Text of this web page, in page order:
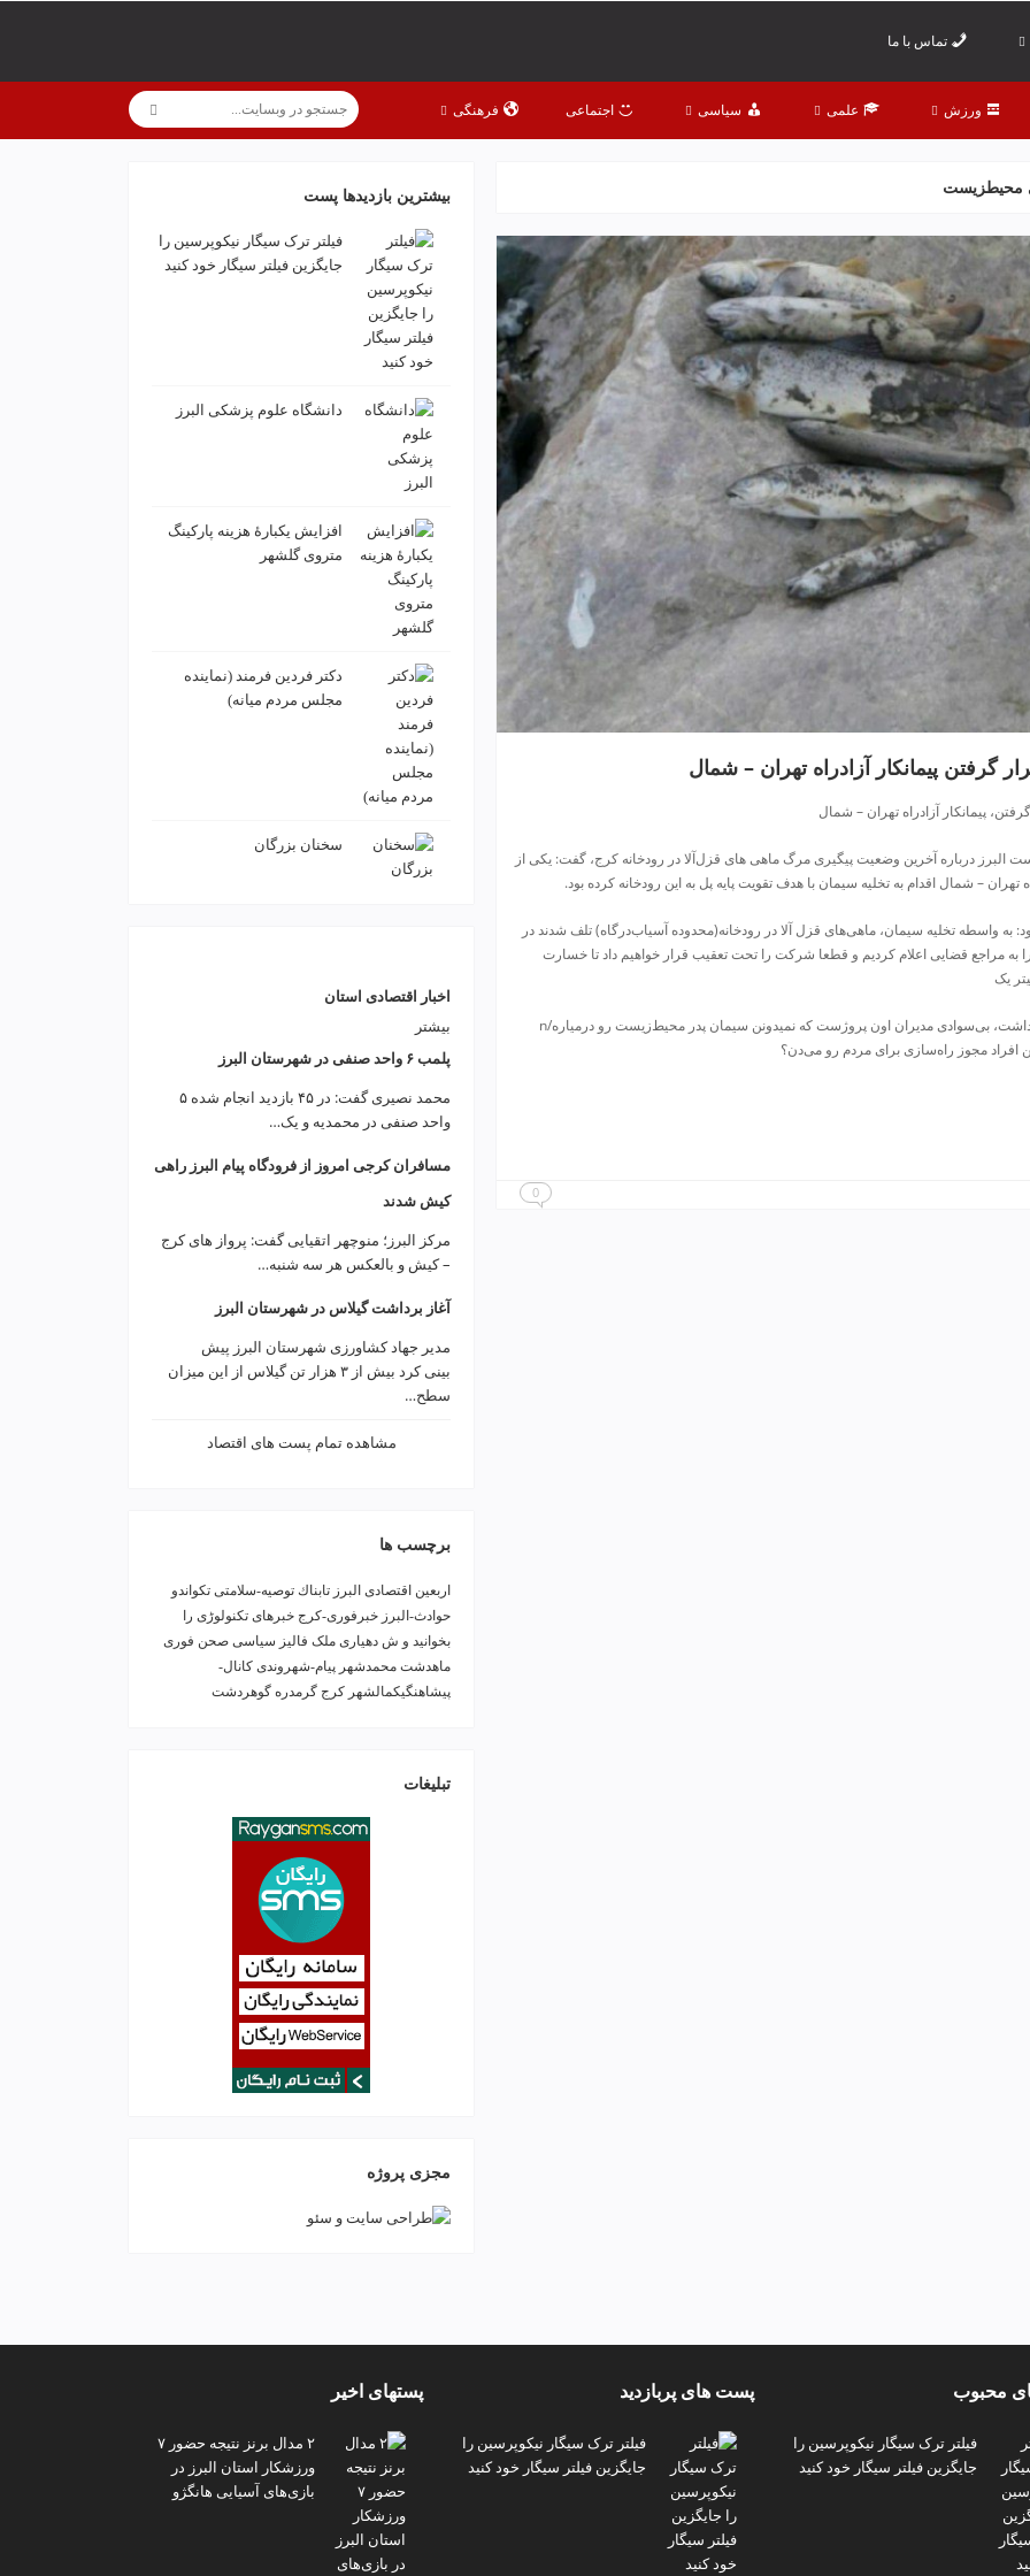
تماس با ما
ورزش علمی سیاسی اجتماعی فرهنگی
محیطزیست
گرفتن پیمانکار آزادراه تهران – شمال
پیمانکار آزادراه تهران – شمال
البرز درباره آخرین وضعیت پیگیری مرگ ماهی های قزل‌آلا در رودخانه کرج، گفت: یکی از
– شمال اقدام به تخلیه سیمان با هدف تقویت پایه پل به این رودخانه کرده بود.
به واسطه تخلیه سیمان، ماهی‌های قزل آلا در رودخانه(محدوده آسیاب‌درگاه) تلف شدند در
به مراجع قضایی اعلام کردیم و قطعا شرکت را تحت تعقیب قرار خواهیم داد تا خسارت
یک
🔸پ ن: مهمتر از بازداشت، بی‌سوادی مدیران اون پروژست که نمیدونن سیمان پدر محیط‌زیست رو درمیاره/n
افراد مجوز راه‌سازی برای مردم رو می‌دن؟
0
بیشترین بازدیدها پست
فیلتر ترک سیگار نیکوپرسین را
جایگزین فیلتر سیگار خود کنید
دانشگاه علوم پزشکی البرز
افزایش یکبارۀ هزینه پارکینگ
متروی گلشهر
دكتر فردين فرمند (نماينده
مجلس مردم میانه)
سخنان بزرگان
اخبار اقتصادی استان
بیشتر
پلمب ۶ واحد صنفی در شهرستان البرز
محمد نصیری گفت: در ۴۵ بازدید انجام شده ۵
واحد صنفی در محمدیه و یک…
مسافران کرجی امروز از فرودگاه پیام البرز راهی
کیش شدند
مرکز البرز؛ منوچهر اتقیایی گفت: پرواز های کرج
– کیش و بالعکس هر سه شنبه…
آغاز برداشت گیلاس در شهرستان البرز
مدیر جهاد کشاورزی شهرستان البرز پیش
بینی کرد بیش از ۳ هزار تن گیلاس از این میزان
سطح…
مشاهده تمام پست های اقتصاد
برچسب ها
اربعین اقتصادی البرز تابناك توصیه-سلامتی تکواندو
حوادث-البرز خبرفوری-کرج خبرهای تکنولوڑی را
بخوانید و ش دهیاری ملک فالیز سیاسی صحن فوری
ماهدشت محمدشهر پیام-شهروندی کانال-
پیشاهنگیکمالشهر کرج گرمدره گوهردشت
تبلیغات
مجزی پروژه
محبوب
فیلتر ترک سیگار نیکوپرسین را
جایگزین فیلتر سیگار خود کنید
پست های پربازدید
فیلتر ترک سیگار نیکوپرسین را
جایگزین فیلتر سیگار خود کنید
پستهای اخیر
۲ مدال برنز نتیجه حضور ۷
ورزشکار استان البرز در
بازی‌های آسیایی هانگژو